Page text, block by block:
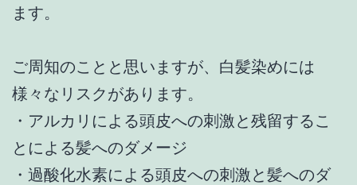
ます。
ご周知のことと思いますが、白髪染めには
様々なリスクがあります。
・アルカリによる頭皮への刺激と残留するこ
とによる髪へのダメージ
・過酸化水素による頭皮への刺激と髪へのダ